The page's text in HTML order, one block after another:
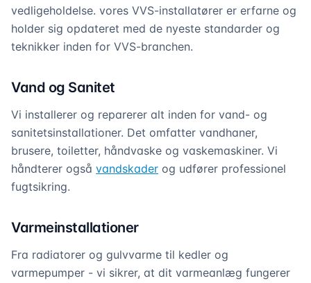
vedligeholdelse. vores VVS-installatører er erfarne og
holder sig opdateret med de nyeste standarder og
teknikker inden for VVS-branchen.
Vand og Sanitet
Vi installerer og reparerer alt inden for vand- og
sanitetsinstallationer. Det omfatter vandhaner,
brusere, toiletter, håndvaske og vaskemaskiner. Vi
håndterer også vandskader og udfører professionel
fugtsikring.
Varmeinstallationer
Fra radiatorer og gulvvarme til kedler og
varmepumper - vi sikrer, at dit varmeanlæg fungerer